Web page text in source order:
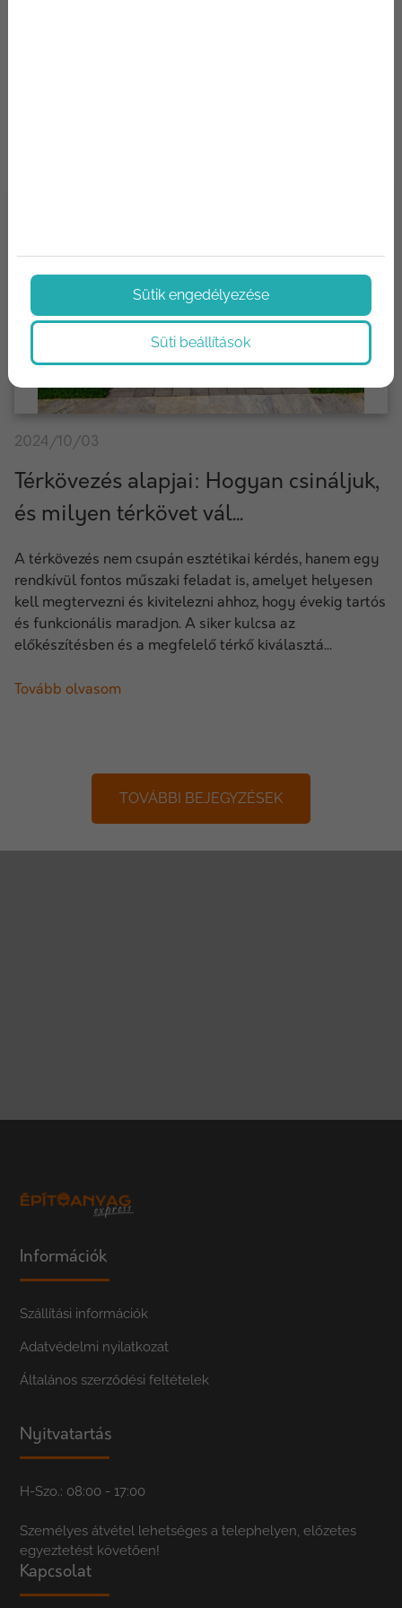
2024/10/03
Térkövezés alapjai: Hogyan csináljuk,
és milyen térkövet vál...
A térkövezés nem csupán esztétikai kérdés, hanem egy
rendkívül fontos műszaki feladat is, amelyet helyesen
kell megtervezni és kivitelezni ahhoz, hogy évekig tartós
és funkcionális maradjon. A siker kulcsa az
előkészítésben és a megfelelő térkő kiválasztá...
Tovább olvasom
TOVÁBBI BEJEGYZÉSEK
Információk
Szállítási információk
Adatvédelmi nyilatkozat
Általános szerződési feltételek
Nyitvatartás
H-Szo.: 08:00 - 17:00
Személyes átvétel lehetséges a telephelyen, előzetes
egyeztetést követően!
Kapcsolat
Sütik engedélyezése
Süti beállítások